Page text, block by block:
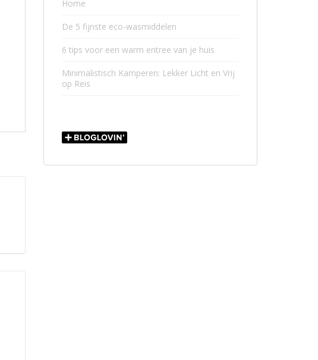
Home
De 5 fijnste eco-wasmiddelen
6 tips voor een warm entree van je huis
Minimalistisch Kamperen: Lekker Licht en Vrij
op Reis